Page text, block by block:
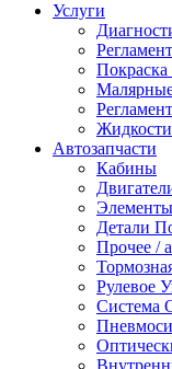
Услуги
Покраска
Автозапчасти
Кабины
Детали
Прочее /
Рулевое
Система